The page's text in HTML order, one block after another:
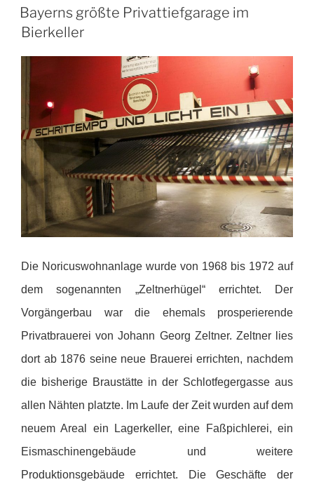
AM
Bayerns größte Privattiefgarage im
Bierkeller
Die Noricuswohnanlage wurde von 1968 bis 1972 auf
dem sogenannten „Zeltnerhügel“ errichtet. Der
Vorgängerbau war die ehemals prosperierende
Privatbrauerei von Johann Georg Zeltner. Zeltner lies
dort ab 1876 seine neue Brauerei errichten, nachdem
die bisherige Braustätte in der Schlotfegergasse aus
allen Nähten platzte. Im Laufe der Zeit wurden auf dem
neuem Areal ein Lagerkeller, eine Faßpichlerei, ein
Eismaschinengebäude und weitere
Produktionsgebäude errichtet. Die Geschäfte der